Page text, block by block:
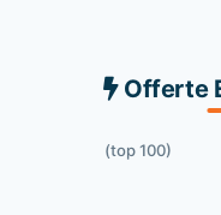
Offerte
(top 100)